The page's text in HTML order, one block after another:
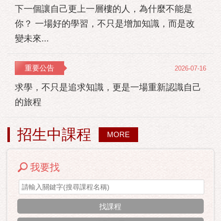
下一個讓自己更上一層樓的人，為什麼不能是
你？ 一場好的學習，不只是增加知識，而是改
變未來...
重要公告
求學，不只是追求知識，更是一場重新認識自己
的旅程
2026-07-16
招生中課程 MORE
我要找